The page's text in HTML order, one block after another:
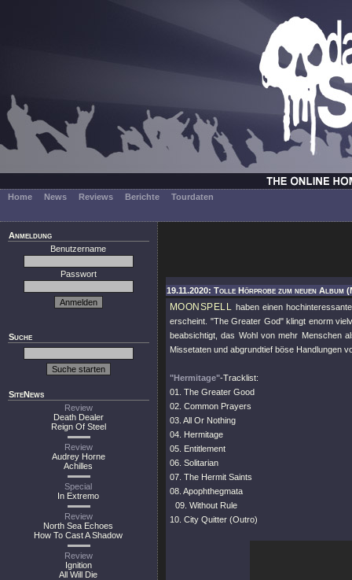
Home News Reviews Berichte Tourdaten
Anmeldung
Benutzername
Passwort
Suche
SiteNews
Review
Death Dealer
Reign Of Steel
Review
Audrey Horne
Achilles
Special
In Extremo
Review
North Sea Echoes
How To Cast A Shadow
Review
Ignition
All Will Die
19.11.2020: Tolle Hörprobe zum neuen Album
MOONSPELL haben einen
erscheint. "The Greater God"klingt enorm
beabsichtigt, das Wohl von mehr Menschen
Missetaten und abgrundtief böse Handlungen
"Hermitage"-Tracklist:
01. The Greater Good
02. Common Prayers
03. All Or Nothing
04. Hermitage
05. Entitlement
06. Solitarian
07. The Hermit Saints
08. Apophthegmata
09. Without Rule
10. City Quitter (Outro)